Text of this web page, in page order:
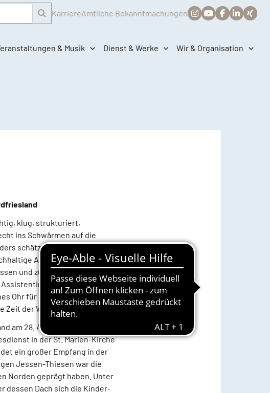
KarriereAmtliche Bekanntmachungen
& Musik Dienst & Werke Wir & Organisation
klug, strukturiert,
ins Schwärmen auf die
schätzen. „Eine seiner
Argumente lässt er
und zu einem
und enge
Ohr für Sorgen und Themen
Zeit der Welt für sie zu haben.
am 28. April in tiefer
in der St. Marien-Kirche
ein großer Empfang in der
Jessen-Thiesen war die
Norden geprägt haben. Unter
dessen Dach sich die Kinder-